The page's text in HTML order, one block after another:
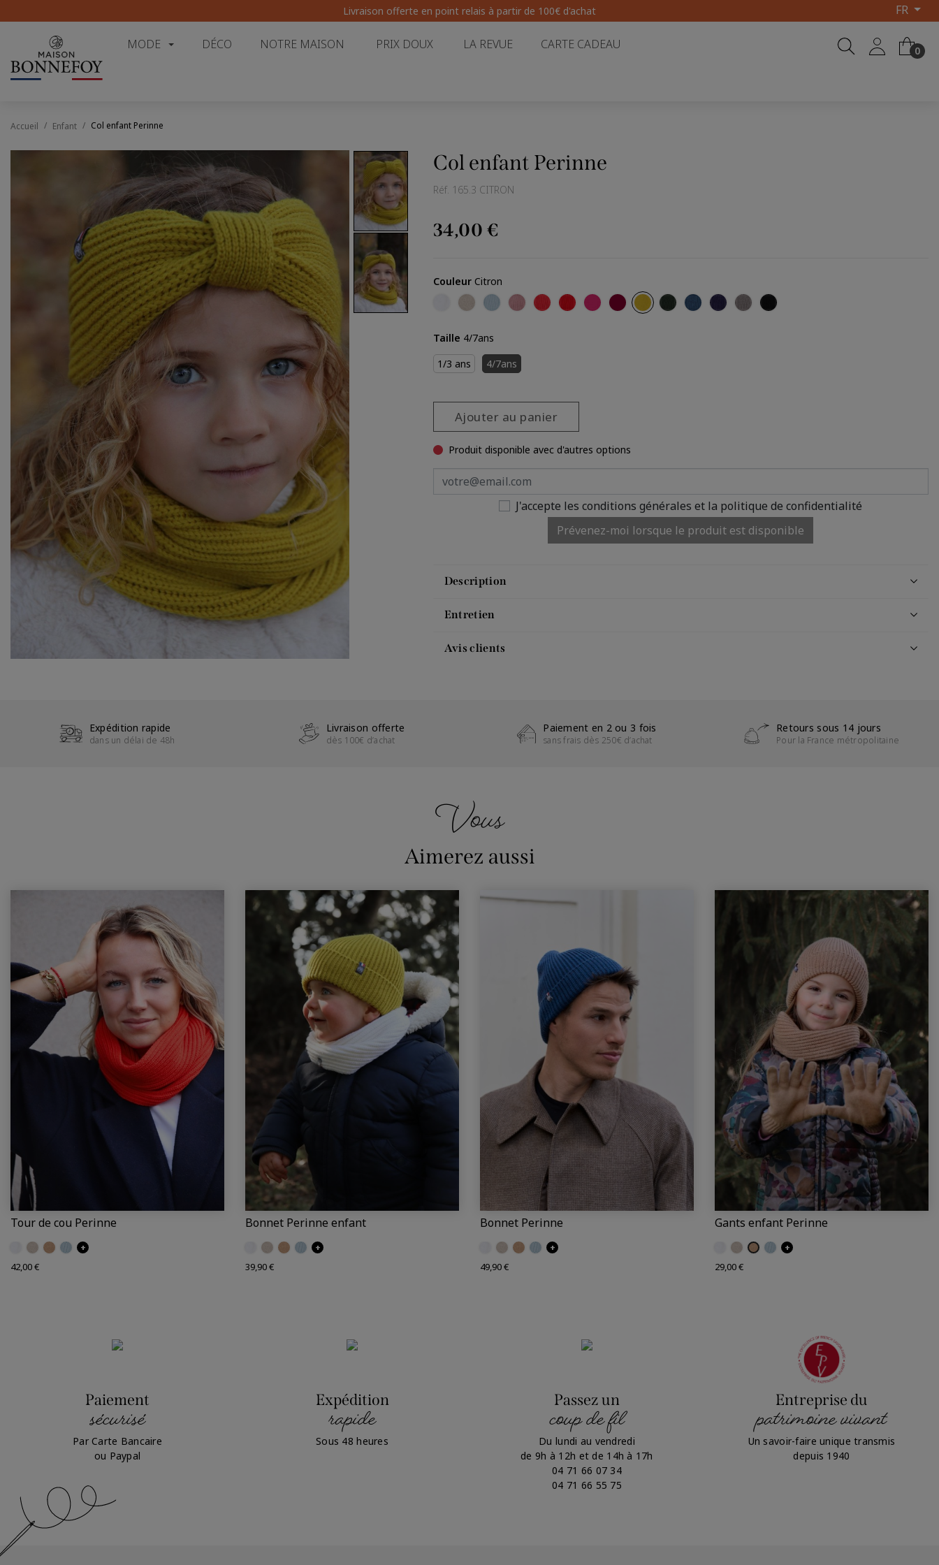
Livraison offerte en point relais à partir de 100€ d'achat FR
MODE DÉCO NOTRE MAISON PRIX DOUX LA REVUE CARTE CADEAU 0
Accueil Enfant Col enfant Perinne
Col enfant Perinne
Réf. 165.3 CITRON
34,00 €
Couleur Citron
CraieIcebergPoudreCorailRougeGrenatCarminCitronSapinBleu paon
PolicierZinc gris
Noir
Taille 4/7ans
1/3 ans
4/7ans
Ajouter au panier
Produit disponible avec d'autres options
J'accepte les conditions générales et la politique de confidentialité
Prévenez-moi lorsque le produit est disponible
Description
Entretien
Avis clients
Expédition rapide
dans un délai de 48h
Livraison offerte
dès 100€ d’achat
Paiement en 2 ou 3 fois
sans frais dès 250€ d’achat
Retours sous 14 jours
Pour la France métropolitaine
Vous
Aimerez aussi
Tour de cou Perinne
EcruCraieCamelIceberg
+
Prix
42,00 €
Bonnet Perinne enfant
EcruCraieCamelIceberg
+
Prix
39,90 €
Bonnet Perinne
EcruCraieCamelIceberg
+
Prix
49,90 €
Gants enfant Perinne
EcruCraieCamelIceberg
+
Prix
29,00 €
Paiement
sécurisé
Par Carte Bancaire
ou Paypal
Expédition
rapide
Sous 48 heures
Passez un
coup de fil
Du lundi au vendredi
de 9h à 12h et de 14h à 17h
04 71 66 07 34
04 71 66 55 75
Entreprise du
patrimoine vivant
Un savoir-faire unique transmis
depuis 1940